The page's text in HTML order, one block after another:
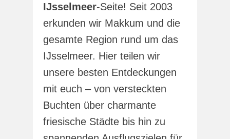
IJsselmeer-Seite! Seit 2003
erkunden wir Makkum und die
gesamte Region rund um das
IJsselmeer. Hier teilen wir
unsere besten Entdeckungen
mit euch – von versteckten
Buchten über charmante
friesische Städte bis hin zu